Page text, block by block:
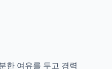
한 여유를 두고 경력